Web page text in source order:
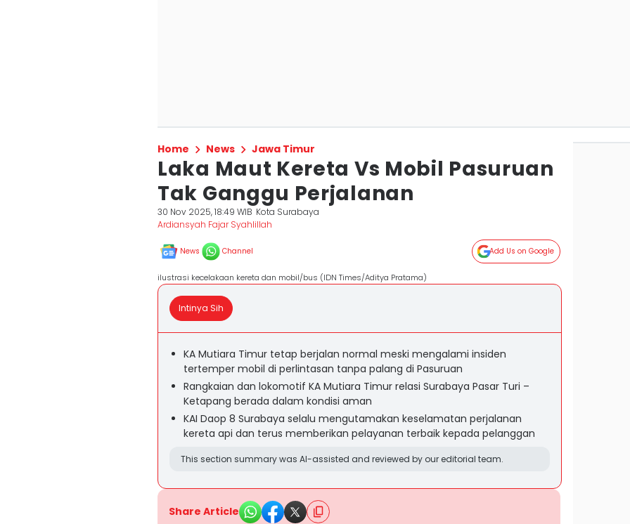
Home News Jawa Timur
Laka Maut Kereta Vs Mobil Pasuruan
Tak Ganggu Perjalanan
30 Nov 2025, 18:49 WIB Kota Surabaya
Ardiansyah Fajar Syahlillah
News Channel Add Us on Google
ilustrasi kecelakaan kereta dan mobil/bus (IDN Times/Aditya Pratama)
Intinya Sih
KA Mutiara Timur tetap berjalan normal meski mengalami insiden
tertemper mobil di perlintasan tanpa palang di Pasuruan
Rangkaian dan lokomotif KA Mutiara Timur relasi Surabaya Pasar Turi –
Ketapang berada dalam kondisi aman
KAI Daop 8 Surabaya selalu mengutamakan keselamatan perjalanan
kereta api dan terus memberikan pelayanan terbaik kepada pelanggan
This section summary was AI-assisted and reviewed by our editorial team.
Share Article